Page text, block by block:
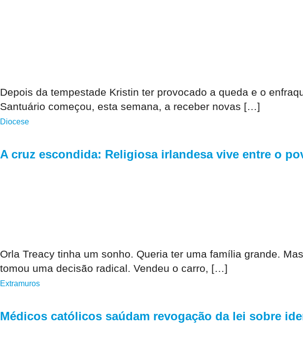
Depois da tempestade Kristin ter provocado a queda e o
Santuário começou, esta semana, a receber novas […]
Diocese
A cruz escondida: Religiosa irlandesa vive entre o
Orla Treacy tinha um sonho. Queria ter uma família grande.
tomou uma decisão radical. Vendeu o carro, […]
Extramuros
Médicos católicos saúdam revogação da lei sobre